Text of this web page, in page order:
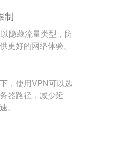
制
隐藏流量类型，防
更好的网络体验。
，使用VPN可以选
器路径，减少延
。